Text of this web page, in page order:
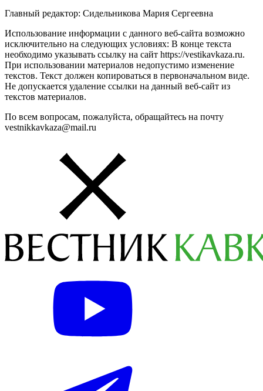
Главный редактор: Сидельникова Мария Сергеевна
Использование информации с данного веб-сайта возможно
исключительно на следующих условиях: В конце текста
необходимо указывать ссылку на сайт https://vestikavkaza.ru.
При использовании материалов недопустимо изменение
текстов. Текст должен копироваться в первоначальном виде.
Не допускается удаление ссылки на данный веб-сайт из
текстов материалов.
По всем вопросам, пожалуйста, обращайтесь на почту
vestnikkavkaza@mail.ru